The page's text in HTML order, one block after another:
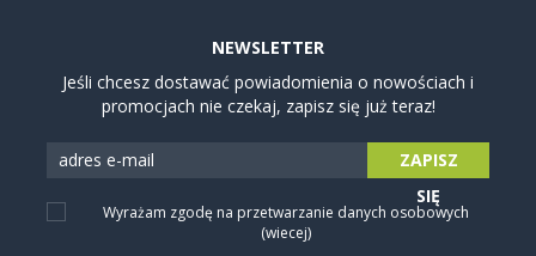
NEWSLETTER
Jeśli chcesz dostawać powiadomienia o nowościach i
promocjach nie czekaj, zapisz się już teraz!
Wyrażam zgodę na przetwarzanie danych osobowych
(wiecej)
ZAPISZ
SIĘ